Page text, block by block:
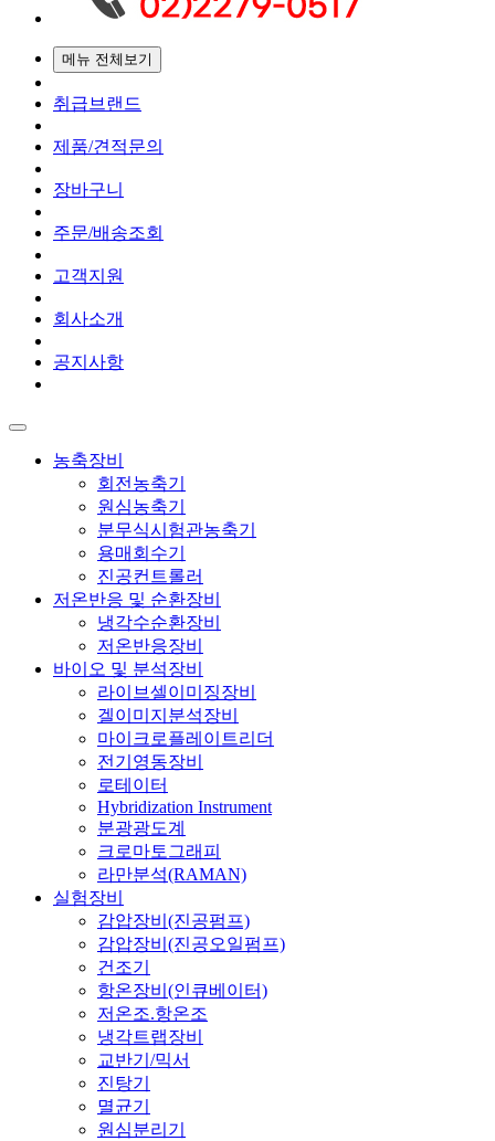
메뉴 전체보기
취급브랜드
제품/견적문의
장바구니
주문/배송조회
고객지원
회사소개
공지사항
농축장비
회전농축기
원심농축기
분무식시험관농축기
용매회수기
진공컨트롤러
저온반응 및 순환장비
냉각수순환장비
저온반응장비
바이오 및 분석장비
라이브셀이미징장비
겔이미지분석장비
마이크로플레이트리더
전기영동장비
로테이터
Hybridization Instrument
분광광도계
크로마토그래피
라만분석(RAMAN)
실험장비
감압장비(진공펌프)
감압장비(진공오일펌프)
건조기
항온장비(인큐베이터)
저온조.항온조
냉각트랩장비
교반기/믹서
진탕기
멸균기
원심분리기